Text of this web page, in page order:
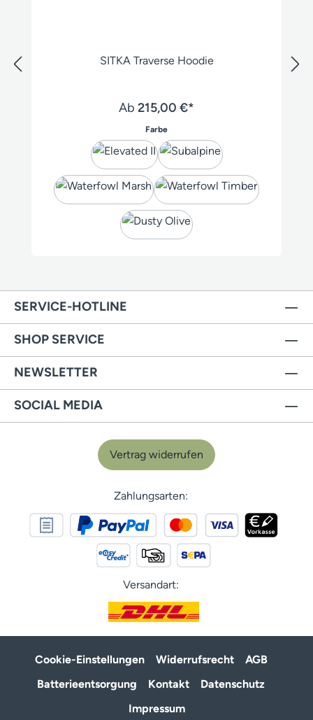
SITKA Traverse Hoodie
Ab 215,00 €*
Farbeauswählen
SERVICE-HOTLINE
SHOP SERVICE
NEWSLETTER
SOCIAL MEDIA
Vertrag widerrufen
Zahlungsarten:
Versandart:
Cookie-Einstellungen Widerrufsrecht
AGB
Batterieentsorgung
Kontakt
Datenschutz
Impressum